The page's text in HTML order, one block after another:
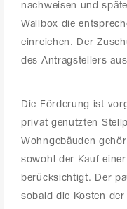
nachweisen und
Wallbox die
einreichen. Der
des Antragstellers
Die Förderung ist
privat genutzten
Wohngebäuden
sowohl der Kauf
berücksichtigt. Der
sobald die Kosten